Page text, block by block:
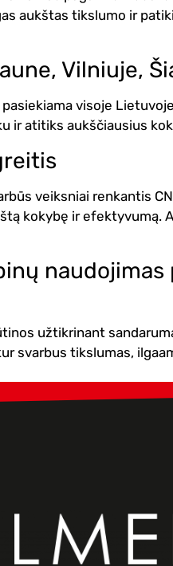
aukštas tikslumo ir
Vilniuje,
visoje
ir atitiks aukščiausius
veiksniai renkantis
kokybę ir
užtikrinant
svarbus tikslumas,